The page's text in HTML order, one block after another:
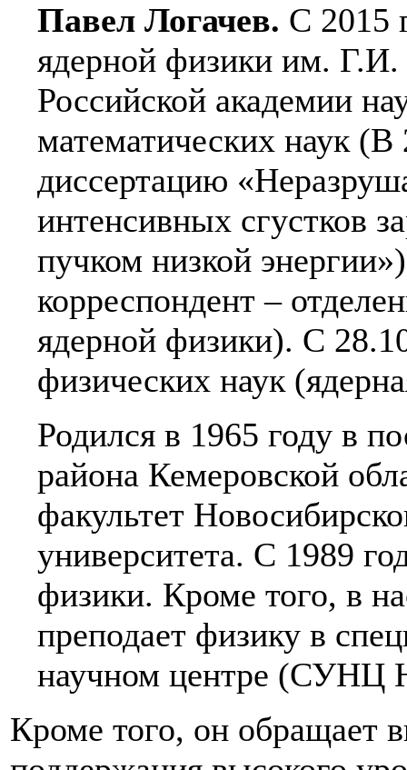
Павел Логачев. С 2015
ядерной физики им. Г.И.
Российской академии
математических наук
диссертацию
интенсивных сгустков
пучком низкой
корреспондент –
ядерной физики). С
физических наук
Родился в 1965 году в
района Кемеровской
факультет
университета. С 1989
физики. Кроме того, в
преподает физику в
научном центре (СУНЦ
Кроме того, он обращает